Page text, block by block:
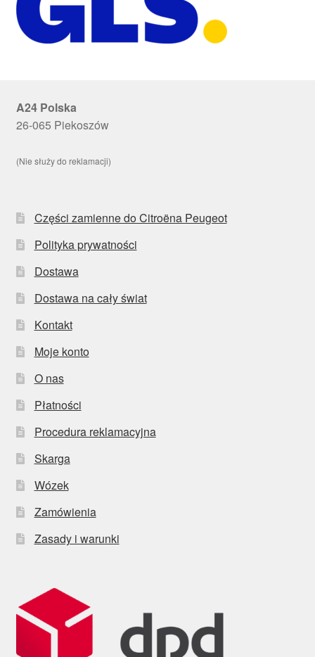
A24 Polska
26-065 Piekoszów
(Nie służy do reklamacji)
Części zamienne do Citroëna Peugeot
Polityka prywatności
Dostawa
Dostawa na cały świat
Kontakt
Moje konto
O nas
Płatności
Procedura reklamacyjna
Skarga
Wózek
Zamówienia
Zasady i warunki